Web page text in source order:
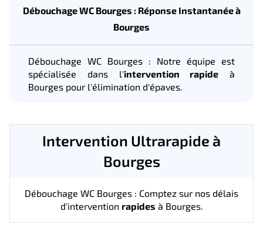
Débouchage WC Bourges : Réponse Instantanée à
Bourges
Débouchage WC Bourges : Notre équipe est
spécialisée dans l'intervention rapide à
Bourges pour l'élimination d'épaves.
Intervention Ultrarapide à
Bourges
Débouchage WC Bourges : Comptez sur nos délais
d'intervention rapides à Bourges.